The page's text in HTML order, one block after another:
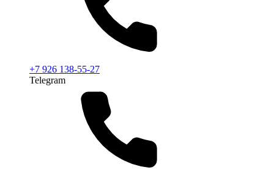
+7 926 138-55-27
Telegram